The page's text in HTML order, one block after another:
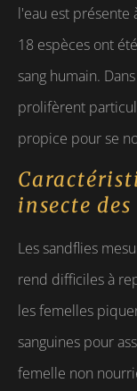
l'eau est présente
18 espèces ont
sang humain.
prolifèrent
propice pour se
insecte
Les sandflies
rend difficiles à
les femelles
sanguines pour
femelle non